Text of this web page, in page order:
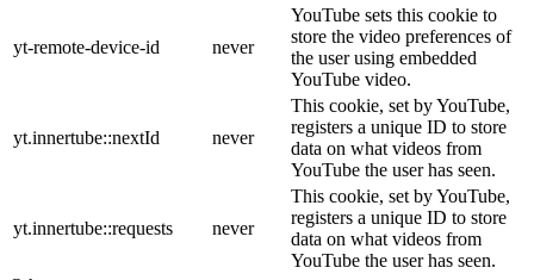
yt-remote-device-id never
YouTube sets this cookie to
store the video preferences of
the user using embedded
YouTube video.
yt.innertube::nextId never
This cookie, set by YouTube,
registers a unique ID to store
data on what videos from
YouTube the user has seen.
yt.innertube::requests never
This cookie, set by YouTube,
registers a unique ID to store
data on what videos from
YouTube the user has seen.